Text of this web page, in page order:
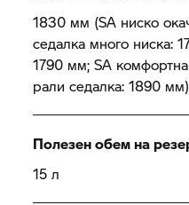
1830 мм (SA ниско
седалка много ниска:
1790 мм; SA
рали седалка: 1890 мм)
Полезен обем на
15 л